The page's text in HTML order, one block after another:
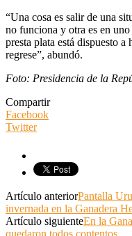
“Una cosa es salir de una
no funciona y otra es en
presta plata está dispuesto
regrese”, abundó.
Foto: Presidencia de la
Compartir
Facebook
Twitter
Artículo anteriorPantalla
invernada en la Ganadera
Artículo siguienteEn la
quedaron todos contentos